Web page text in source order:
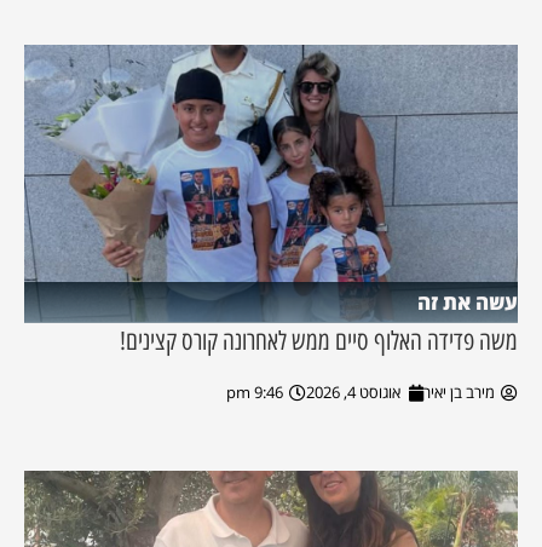
עשה את זה
משה פדידה האלוף סיים ממש לאחרונה קורס קצינים!
מירב בן יאיר אוגוסט 4, 2026 9:46 pm